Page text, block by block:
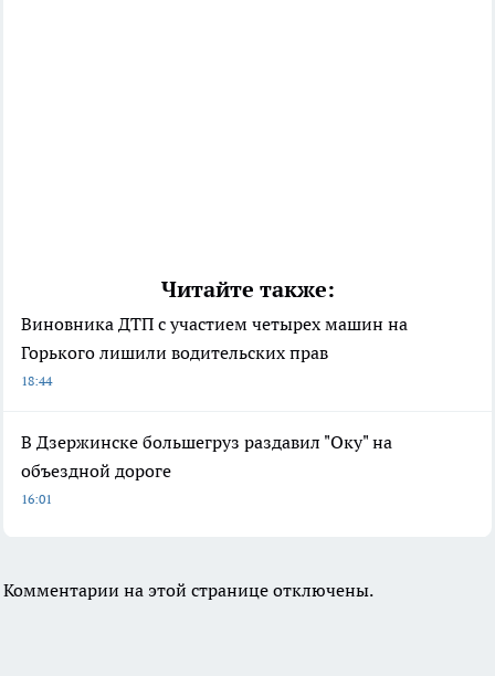
Читайте также:
Виновника ДТП с участием четырех машин на
Горького лишили водительских прав
18:44
В Дзержинске большегруз раздавил "Оку" на
объездной дороге
16:01
Комментарии на этой странице отключены.